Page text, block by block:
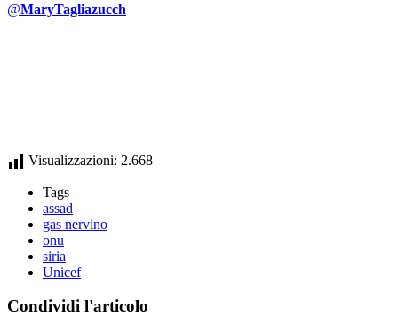
@MaryTagliazucch
Visualizzazioni: 2.668
Tags
assad
gas nervino
onu
siria
Unicef
Condividi l'articolo